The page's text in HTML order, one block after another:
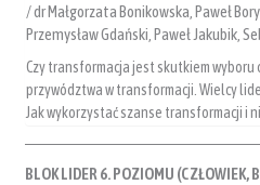
/ dr Małgorzata Bonikowska, Paweł
Przemysław Gdański, Paweł Jakubik,
Czy transformacja jest skutkiem wyboru
przywództwa w transformacji. Wielcy
Jak wykorzystać szanse transformacji i
BLOK LIDER 6. POZIOMU (CZŁOWIEK,